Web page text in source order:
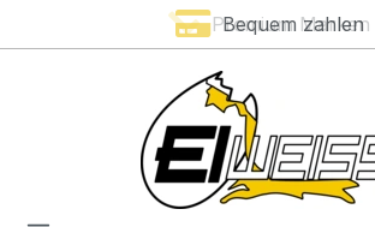
Premium Marken
Bequem zahlen